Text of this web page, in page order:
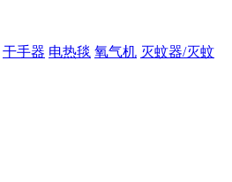
干手器 电热毯 氧气机 灭蚊器/灭蚊